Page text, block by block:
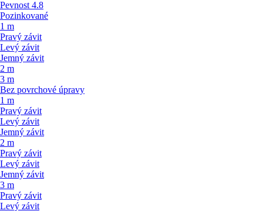
Pevnost 4.8
Pozinkované
1 m
Pravý závit
Levý závit
Jemný závit
2 m
3 m
Bez povrchové úpravy
1 m
Pravý závit
Levý závit
Jemný závit
2 m
Pravý závit
Levý závit
Jemný závit
3 m
Pravý závit
Levý závit